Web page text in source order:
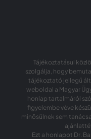
Tájékoztatásul
szolgálja, hogy
tájékoztató jellegű
weboldal a Magyar
honlap tartalmáról
figyelembe véve
minősülnek sem
Ezt a honlapot Dr.